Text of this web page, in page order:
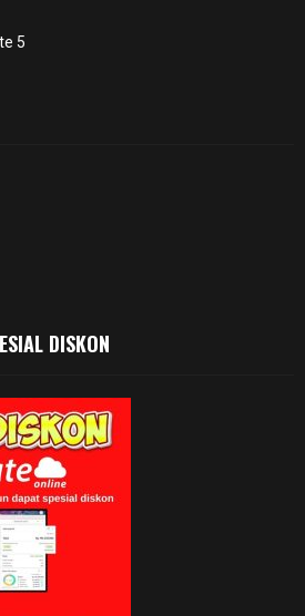
5
DISKON